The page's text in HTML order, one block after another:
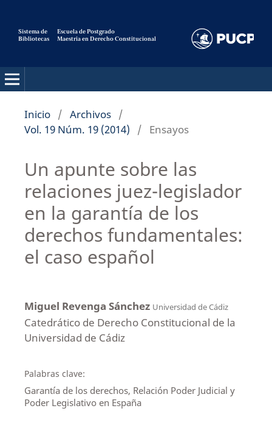
Sistema de
Bibliotecas
Escuela de Postgrado
Maestria en Derecho Constitucional
Inicio / Archivos /
Vol. 19 Núm. 19 (2014)
/ Ensayos
Un apunte sobre las
relaciones juez-legislador
en la garantía de los
derechos fundamentales:
el caso español
Miguel Revenga Sánchez Universidad de Cádiz
Catedrático de Derecho Constitucional de la
Universidad de Cádiz
Palabras clave:
Garantía de los derechos, Relación Poder Judicial y
Poder Legislativo en España